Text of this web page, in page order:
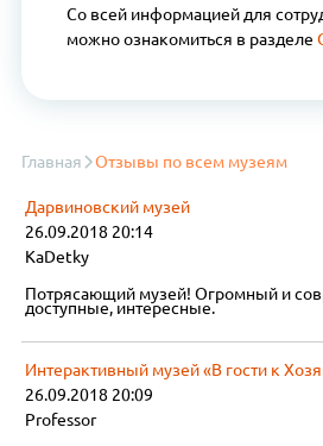
Со всей информацией для
можно ознакомиться в разделе
Главная Отзывы по всем музеям
Дарвиновский музей
26.09.2018 20:14
KaDetky
Потрясающий музей! Огромный и
доступные, интересные.
Интерактивный музей «В гости к
26.09.2018 20:09
Professor